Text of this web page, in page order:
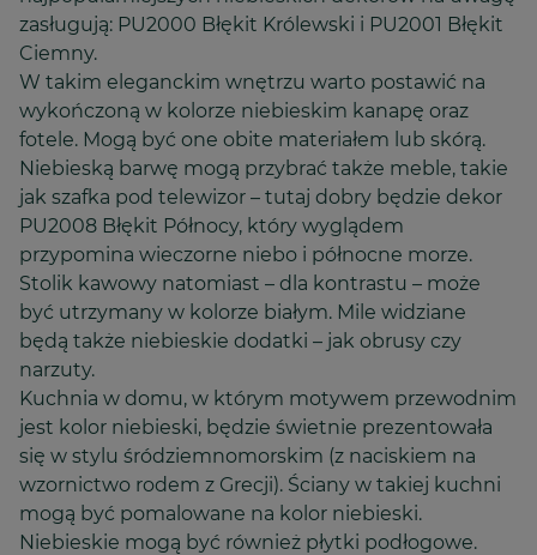
zasługują: PU2000 Błękit Królewski i PU2001 Błękit
Ciemny.
W takim eleganckim wnętrzu warto postawić na
wykończoną w kolorze niebieskim kanapę oraz
fotele. Mogą być one obite materiałem lub skórą.
Niebieską barwę mogą przybrać także meble, takie
jak szafka pod telewizor – tutaj dobry będzie dekor
PU2008 Błękit Północy, który wyglądem
przypomina wieczorne niebo i północne morze.
Stolik kawowy natomiast – dla kontrastu – może
być utrzymany w kolorze białym. Mile widziane
będą także niebieskie dodatki – jak obrusy czy
narzuty.
Kuchnia w domu, w którym motywem przewodnim
jest kolor niebieski, będzie świetnie prezentowała
się w stylu śródziemnomorskim (z naciskiem na
wzornictwo rodem z Grecji). Ściany w takiej kuchni
mogą być pomalowane na kolor niebieski.
Niebieskie mogą być również płytki podłogowe.